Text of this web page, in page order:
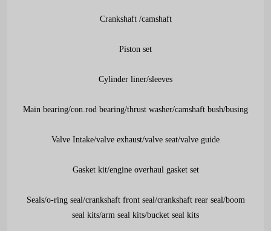
Crankshaft /camshaft
Piston set
Cylinder liner/sleeves
Main bearing/con.rod bearing/thrust washer/camshaft bush/busing
Valve Intake/valve exhaust/valve seat/valve guide
Gasket kit/engine overhaul gasket set
Seals/o-ring seal/crankshaft front seal/crankshaft rear seal/boom
seal kits/arm seal kits/bucket seal kits